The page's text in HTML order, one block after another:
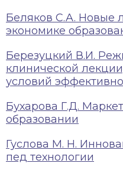
Беляков C.A. Новые
экономике
Березуцкий В.И.
клинической
условий
Бухарова Г.Д.
образовании
Гуслова М. Н.
пед технологии